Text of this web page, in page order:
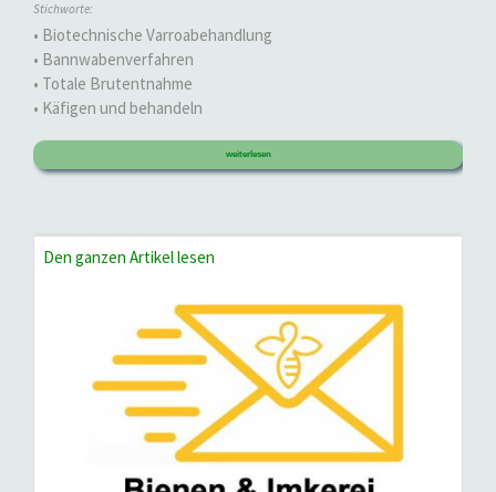
Stichworte:
• Biotechnische Varroabehandlung
• Bannwabenverfahren
• Totale Brutentnahme
• Käfigen und behandeln
weiterlesen
Den ganzen Artikel lesen